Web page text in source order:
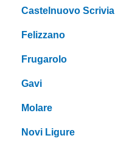
Castelnuovo Scrivia
Felizzano
Frugarolo
Gavi
Molare
Novi Ligure